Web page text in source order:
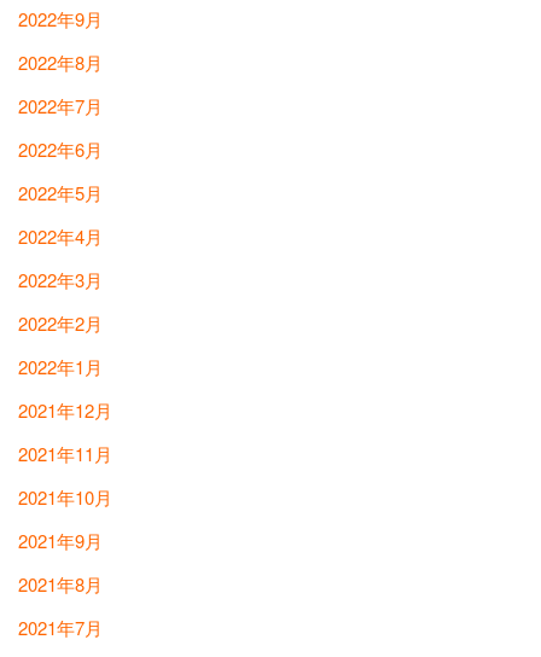
2022年9月
2022年8月
2022年7月
2022年6月
2022年5月
2022年4月
2022年3月
2022年2月
2022年1月
2021年12月
2021年11月
2021年10月
2021年9月
2021年8月
2021年7月